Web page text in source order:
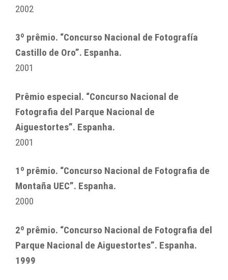
2002
3º prêmio. “Concurso Nacional de Fotografía
Castillo de Oro”. Espanha.
2001
Prêmio especial. “Concurso Nacional de
Fotografia del Parque Nacional de
Aiguestortes”. Espanha.
2001
1º prêmio. “Concurso Nacional de Fotografia de
Montaña UEC”. Espanha.
2000
2º prêmio. “Concurso Nacional de Fotografia del
Parque Nacional de Aiguestortes”. Espanha.
1999